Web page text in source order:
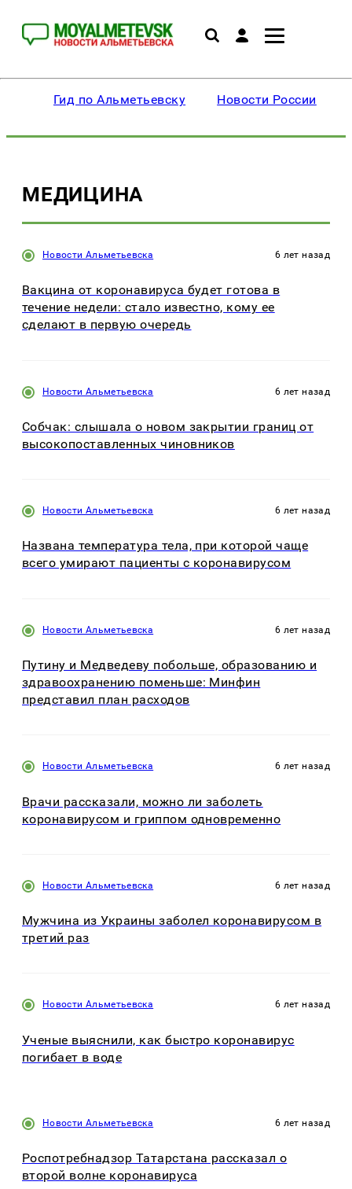
Гид по Альметьевску Новости России
МЕДИЦИНА
Новости Альметьевска 6 лет назад
Вакцина от коронавируса будет готова в
течение недели: стало известно, кому ее
сделают в первую очередь
Новости Альметьевска 6 лет назад
Собчак: слышала о новом закрытии границ от
высокопоставленных чиновников
Новости Альметьевска 6 лет назад
Названа температура тела, при которой чаще
всего умирают пациенты с коронавирусом
Новости Альметьевска 6 лет назад
Путину и Медведеву побольше, образованию и
здравоохранению поменьше: Минфин
представил план расходов
Новости Альметьевска 6 лет назад
Врачи рассказали, можно ли заболеть
коронавирусом и гриппом одновременно
Новости Альметьевска 6 лет назад
Мужчина из Украины заболел коронавирусом в
третий раз
Новости Альметьевска 6 лет назад
Ученые выяснили, как быстро коронавирус
погибает в воде
Новости Альметьевска 6 лет назад
Роспотребнадзор Татарстана рассказал о
второй волне коронавируса